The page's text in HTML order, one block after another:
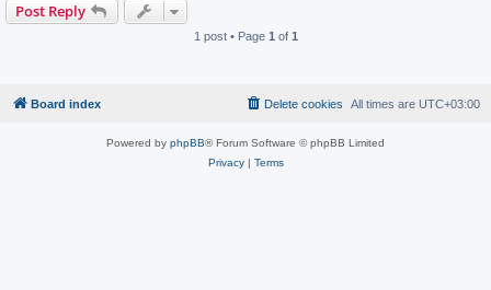
Post Reply
1 post • Page 1 of 1
Board index All times are UTC+03:00
Delete cookies
Powered by phpBB® Forum Software © phpBB Limited
Privacy| Terms